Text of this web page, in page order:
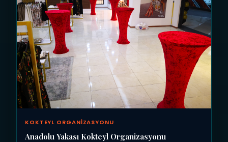
KOKTEYL ORGANIZASYONU
Anadolu Yakası Kokteyl Organizasyonu